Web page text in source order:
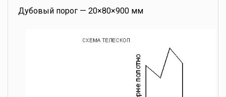
Дубовый порог — 20×80×900 мм